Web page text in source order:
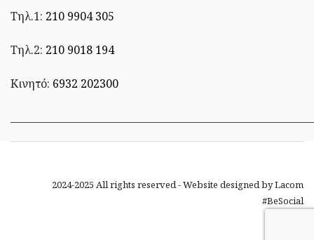
Τηλ.1: 210 9904 305
Τηλ.2: 210 9018 194
Κινητό: 6932 202300
2024-2025 All rights reserved - Website designed byLacom
#BeSocial